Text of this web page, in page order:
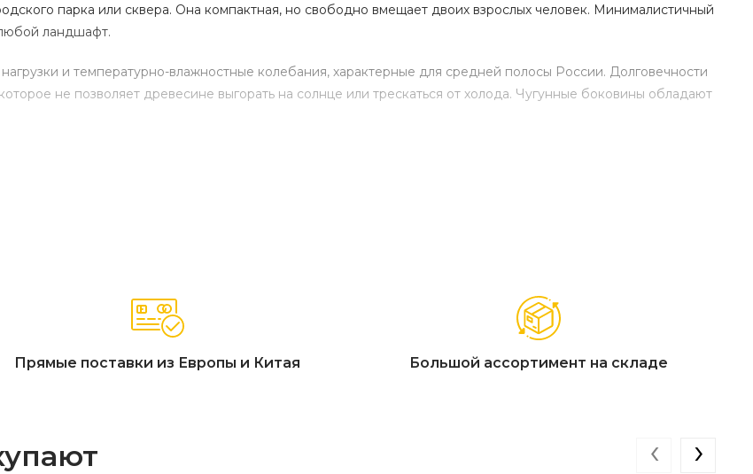
парка или сквера. Она компактная, но свободно вмещает двоих взрослых человек. Минималистичный
ландшафт.
и температурно-влажностные колебания, характерные для средней полосы России. Долговечности
не позволяет древесине выгорать на солнце или трескаться от холода. Чугунные боковины обладают
Прямые поставки из Европы и Китая Большой ассортимент на складе
‹ ›